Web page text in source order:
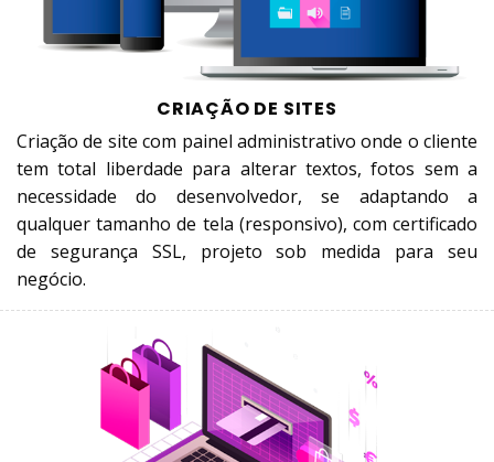
CRIAÇÃO DE SITES
Criação de site com painel administrativo onde o cliente
tem total liberdade para alterar textos, fotos sem a
necessidade do desenvolvedor, se adaptando a
qualquer tamanho de tela (responsivo), com certificado
de segurança SSL, projeto sob medida para seu
negócio.